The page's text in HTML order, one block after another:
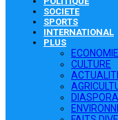
SOCIETE
SPORTS
INTERNATIONAL
PLUS
ECONOMIE
CULTURE
DIASPORA